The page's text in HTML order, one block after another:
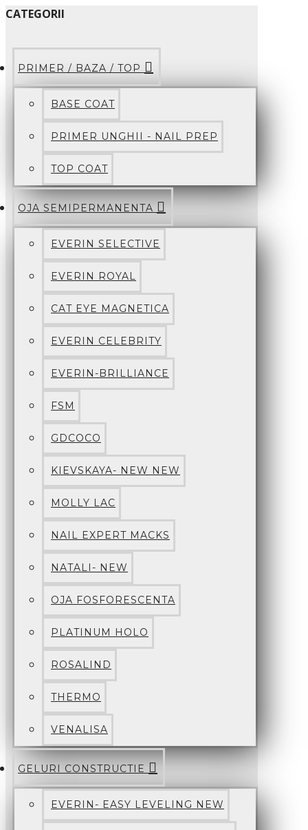
CATEGORII
PRIMER / BAZA / TOP
BASE COAT
PRIMER UNGHII - NAIL PREP
TOP COAT
OJA SEMIPERMANENTA
EVERIN SELECTIVE
EVERIN ROYAL
CAT EYE MAGNETICA
EVERIN CELEBRITY
EVERIN-BRILLIANCE
FSM
GDCOCO
KIEVSKAYA- NEW NEW
MOLLY LAC
NAIL EXPERT MACKS
NATALI- NEW
OJA FOSFORESCENTA
PLATINUM HOLO
ROSALIND
THERMO
VENALISA
GELURI CONSTRUCTIE
EVERIN- EASY LEVELING NEW